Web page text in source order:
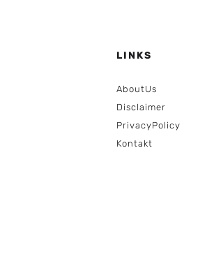
LINKS
AboutUs
Disclaimer
PrivacyPolicy
Kontakt